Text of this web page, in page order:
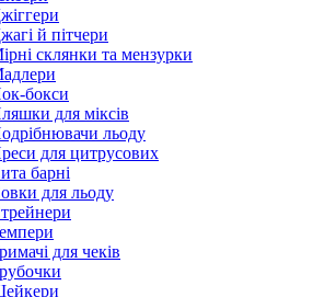
й пітчери
склянки та мензурки
бокси
для міксів
льоду
для цитрусових
барні
для льоду
для чеків